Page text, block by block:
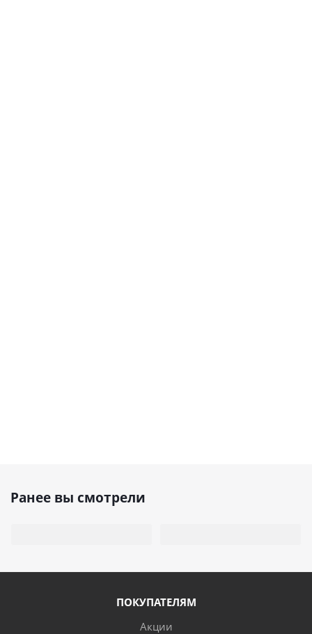
Ранее вы смотрели
ПОКУПАТЕЛЯМ
Акции